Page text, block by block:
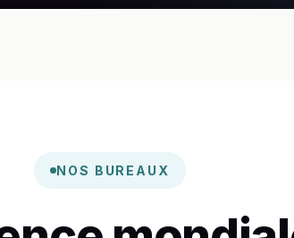
NOS BUREAUX